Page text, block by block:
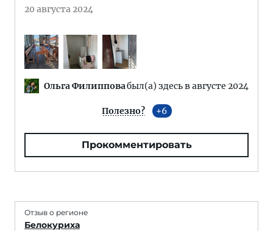
20 августа 2024
Ольга Филипповабыл(а) здесь в августе 2024
Полезно? 6
Прокомментировать
Отзыв о регионе
Белокуриха